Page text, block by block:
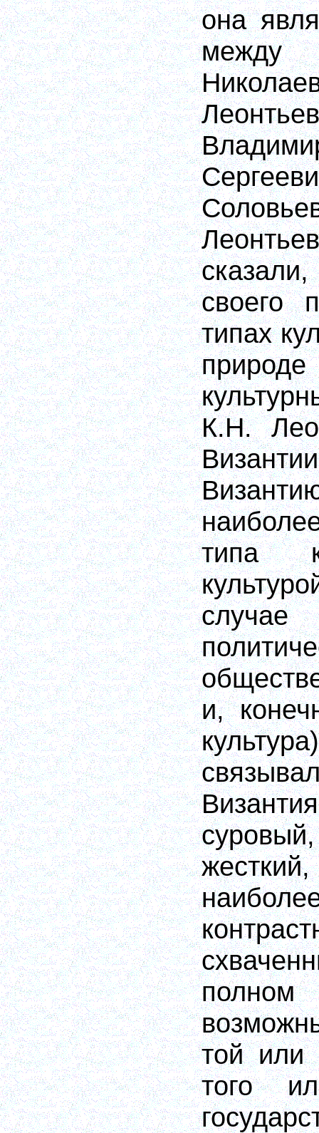
она
между
своего
типах
К.Н.
типа
и,
полном
той или
того